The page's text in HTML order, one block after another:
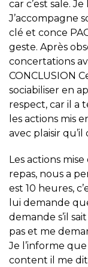
car c’est sale.
J’accompagne
clé et conce
geste. Après
concertations
CONCLUSION
sociabiliser en
respect, car il a
les actions mis
avec plaisir
Les actions
repas, nous a
est 10 heures,
lui demande
demande s’il
pas et me
Je l’informe que
content il me dit